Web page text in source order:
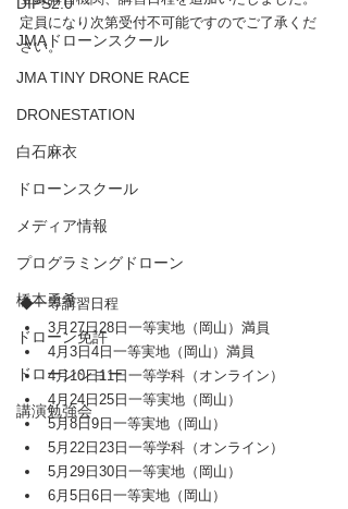
JMAドローンスクール
JMA TINY DRONE RACE
DRONESTATION
白石麻衣
ドローンスクール
メディア情報
プログラミングドローン
橋本勇希
ドローン免許
ドローンショー
講演勉強会
定員になり次第受付不可能ですのでご了承くだ
さい。
◆一等講習日程​​​​
3月27日28日一等実地（岡山）満員
4月3日4日一等実地（岡山）満員
4月10日11日一等学科（オンライン）
4月24日25日一等実地（岡山）
5月8日9日一等実地（岡山）
5月22日23日一等学科（オンライン）
5月29日30日一等実地（岡山）
6月5日6日一等実地（岡山）